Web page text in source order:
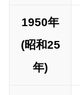
1950年
(昭和25
年)